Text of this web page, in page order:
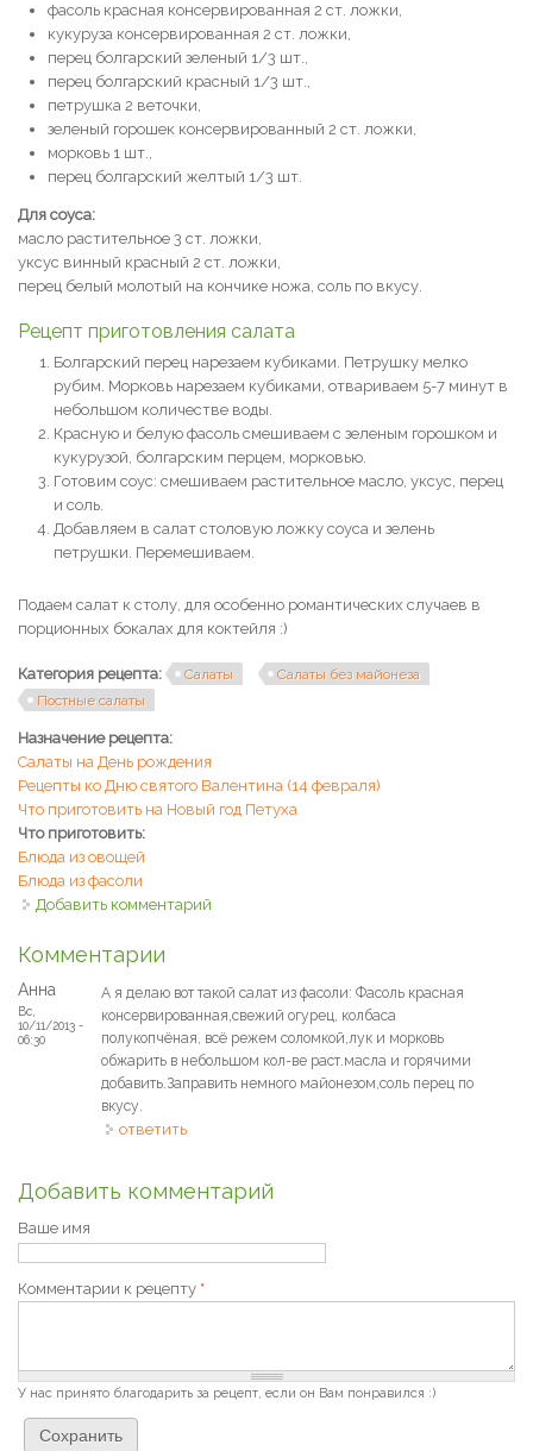
фасоль красная консервированная 2 ст. ложки,
кукуруза консервированная 2 ст. ложки,
перец болгарский зеленый 1/3 шт.,
перец болгарский красный 1/3 шт.,
петрушка 2 веточки,
зеленый горошек консервированный 2 ст. ложки,
морковь 1 шт.,
перец болгарский желтый 1/3 шт.
Для соуса:
масло растительное 3 ст. ложки,
уксус винный красный 2 ст. ложки,
перец белый молотый на кончике ножа, соль по вкусу.
Рецепт приготовления салата
Болгарский перец нарезаем кубиками. Петрушку мелко
рубим. Морковь нарезаем кубиками, отвариваем 5-7 минут в
небольшом количестве воды.
Красную и белую фасоль смешиваем с зеленым горошком и
кукурузой, болгарским перцем, морковью.
Готовим соус: смешиваем растительное масло, уксус, перец
и соль.
Добавляем в салат столовую ложку соуса и зелень
петрушки. Перемешиваем.
Подаем салат к столу, для особенно романтических случаев в
порционных бокалах для коктейля :)
Категория рецепта: Салаты
Салаты без майонеза
Постные салаты
Назначение рецепта:
Салаты на День рождения
Рецепты ко Дню святого Валентина (14 февраля)
Что приготовить на Новый год Петуха
Что приготовить:
Блюда из овощей
Блюда из фасоли
Добавить комментарий
Комментарии
Анна
Вс,
10/11/2013 -
06:30
А я делаю вот такой салат из фасоли: Фасоль красная
консервированная,свежий огурец, колбаса
полукопчёная, всё режем соломкой,лук и морковь
обжарить в небольшом кол-ве раст.масла и горячими
добавить.Заправить немного майонезом,соль перец по
вкусу.
ответить
Добавить комментарий
Ваше имя
Комментарии к рецепту *
У нас принято благодарить за рецепт, если он Вам понравился :)